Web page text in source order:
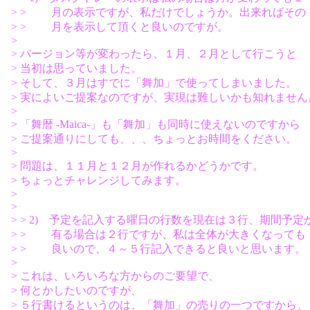
> > 月の表示ですが、私だけでしょうか。出来ればその
> > 月を表示して頂くと良いのですが。
>
> バージョン等が変わったら、１月、２月として行こうと
> 当初は思っていました。
> そして、３月はすでに「舞加」で使ってしまいました。
> 実によいご提案なのですが、実現は難しいかも知れません
>
> 「舞暦 -Maica-」も「舞加」も同時に使えないのですから
> ご提案通りにしても、、、ちょっとお時間をください。
>
> 問題は、１１月と１２月が作れるかどうかです。
> ちょっとチャレンジしてみます。
>
>
> > 2) 予定を記入する曜日の行数を現在は３行、期間予定
> > 有る場合は２行ですが、私は全体が大きくなっても
> > 良いので、４～５行記入できると良いと思います。
>
> これは、いろいろな方からのご要望で、
> 何とかしたいのですが、
> ５行書けるというのは、「舞加」の売りの一つですから、